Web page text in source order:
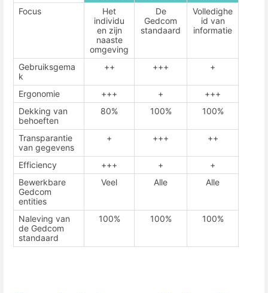
Focus
Het
individu
en zijn
naaste
omgeving
De
Gedcom
standaard
Volledighe
id van
informatie
Gebruiksgema
k
++ +++ +
Ergonomie +++ +
+++
Dekking van
behoeften
80% 100% 100%
Transparantie
van gegevens
+ +++ ++
Efficiency +++ +
+
Bewerkbare
Gedcom
entities
Veel Alle Alle
Naleving van
de Gedcom
standaard
100% 100% 100%